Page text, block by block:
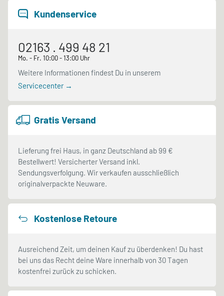
Kundenservice
02163 . 499 48 21
Mo. - Fr. 10:00 - 13:00 Uhr
Weitere Informationen findest Du in unserem
Servicecenter →
Gratis Versand
Lieferung frei Haus, in ganz Deutschland ab 99 €
Bestellwert! Versicherter Versand inkl.
Sendungsverfolgung. Wir verkaufen ausschließlich
originalverpackte Neuware.
Kostenlose Retoure
Ausreichend Zeit, um deinen Kauf zu überdenken! Du hast
bei uns das Recht deine Ware innerhalb von 30 Tagen
kostenfrei zurück zu schicken.